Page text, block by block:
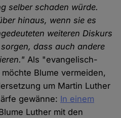
selber schaden würde.
hinaus, wenn sie es
weiteren Diskurs
dass auch andere
Als "evangelisch-
Blume vermeiden,
um Martin Luther
gewänne: In einem
Luther mit den